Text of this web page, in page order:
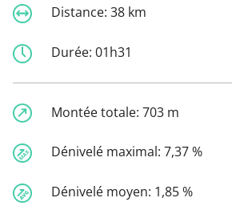
Distance: 38 km
Durée: 01h31
Montée totale: 703 m
Dénivelé maximal: 7,37 %
Dénivelé moyen: 1,85 %